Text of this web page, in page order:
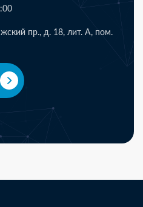
пр., д. 18, лит. А, пом.